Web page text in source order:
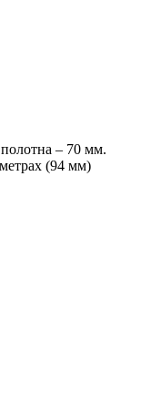
– 70 мм.
(94 мм)